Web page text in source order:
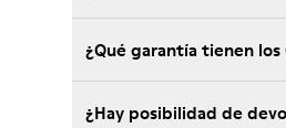
¿Qué garantía tienen
¿Hay posibilidad de